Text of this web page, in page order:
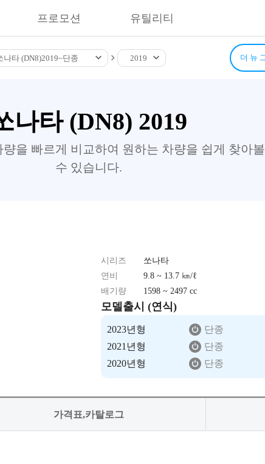
프로모션 유틸리티
나타 (DN8)2019~단종 2019
나타 (DN8) 2019
을 빠르게 비교하여 원하는 차량을 쉽게 찾아볼
수 있습니다.
시리즈 쏘나타
연비
9.8 ~ 13.7 ㎞/ℓ
배기량
1598 ~ 2497 cc
모델출시 (연식)
2023년형 단종
2021년형
단종
2020년형
단종
가격표,카탈로그